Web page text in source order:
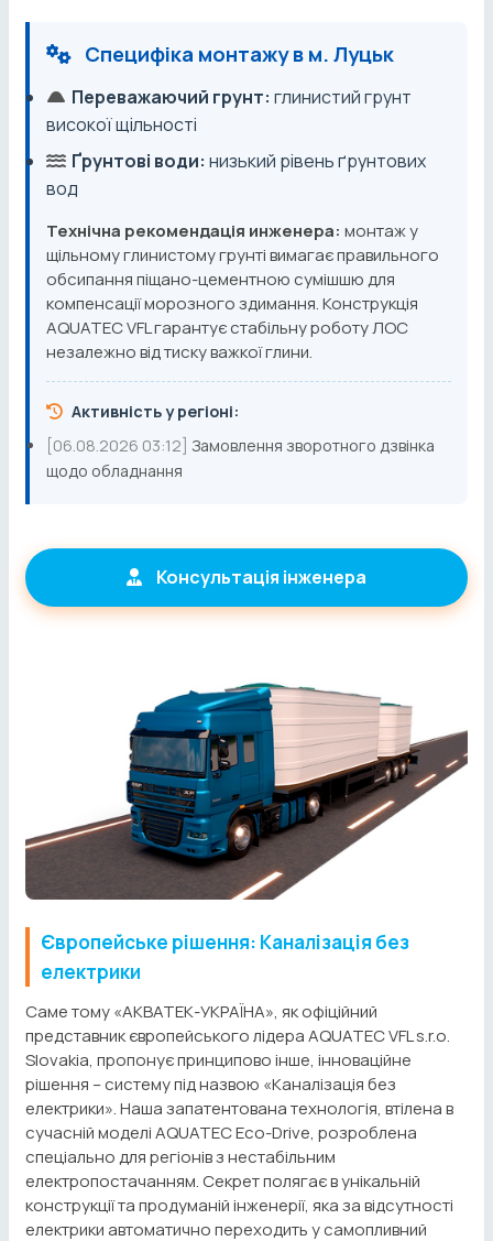
Специфіка монтажу в м. Луцьк
Переважаючий грунт: глинистий грунт
високої щільності
Ґрунтові води: низький рівень ґрунтових
вод
Технічна рекомендація инженера: монтаж у
щільному глинистому грунті вимагає правильного
обсипання піщано-цементною сумішшю для
компенсації морозного здимання. Конструкція
AQUATEC VFL гарантує стабільну роботу ЛОС
незалежно від тиску важкої глини.
Активність у регіоні:
[06.08.2026 03:12] Замовлення зворотного дзвінка
щодо обладнання
Консультація інженера
Європейське рішення: Каналізація без
електрики
Саме тому «АКВАТЕК-УКРАЇНА», як офіційний
представник європейського лідера AQUATEC VFL s.r.o.
Slovakia, пропонує принципово інше, інноваційне
рішення – систему під назвою «Каналізація без
електрики». Наша запатентована технологія, втілена в
сучасній моделі AQUATEC Eco-Drive, розроблена
спеціально для регіонів з нестабільним
електропостачанням. Секрет полягає в унікальній
конструкції та продуманій інженерії, яка за відсутності
електрики автоматично переходить у самопливний